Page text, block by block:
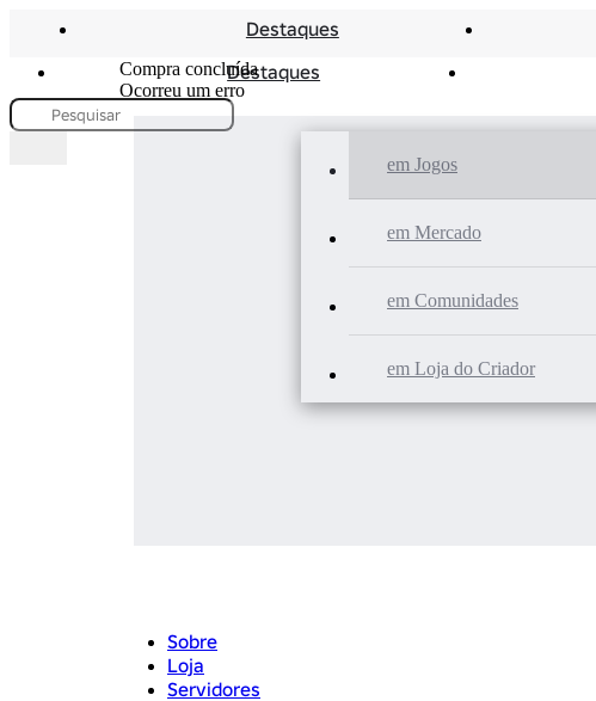
Destaques
Destaques
em Jogos
em Mercado
em Comunidades
em Loja do Criador
Compra concluída
Ocorreu um erro
Sobre
Loja
Servidores